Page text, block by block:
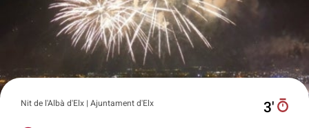
Nit de l'Albà d'Elx | Ajuntament d'Elx 3′